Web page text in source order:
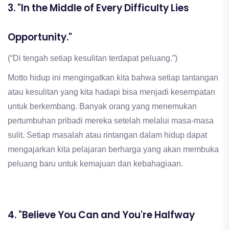
3. "In the Middle of Every Difficulty Lies
Opportunity."
(“Di tengah setiap kesulitan terdapat peluang.”)
Motto hidup ini mengingatkan kita bahwa setiap tantangan
atau kesulitan yang kita hadapi bisa menjadi kesempatan
untuk berkembang. Banyak orang yang menemukan
pertumbuhan pribadi mereka setelah melalui masa-masa
sulit. Setiap masalah atau rintangan dalam hidup dapat
mengajarkan kita pelajaran berharga yang akan membuka
peluang baru untuk kemajuan dan kebahagiaan.
4. "Believe You Can and You're Halfway